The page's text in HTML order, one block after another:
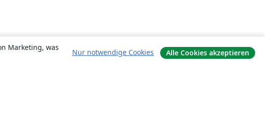
Marketing, was
Nur notwendige Cookies Alle Cookies akzeptieren